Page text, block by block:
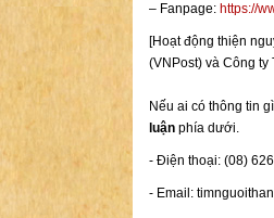
– Fanpage: https://
[Hoạt động thiện
(VNPost) và Công
Nếu ai có thông tin
luận phía dưới.
- Điện thoại: (08)
- Email: